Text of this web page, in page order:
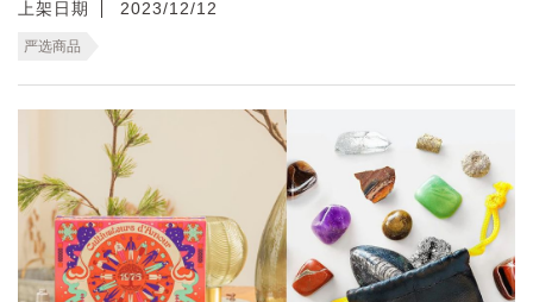
上架日期 2023/12/12
严选商品